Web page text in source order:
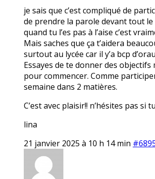
je sais que c’est compliqué de
de prendre la parole devant tout
quand tu l’es pas à l’aise c’est
Mais saches que ça t’aidera
surtout au lycée car il y’a bcp
Essayes de te donner des objectifs
pour commencer. Comme
semaine dans 2 matières.
C’est avec plaisir!! n’hésites pas si
lina
21 janvier 2025 à 10 h 14 min